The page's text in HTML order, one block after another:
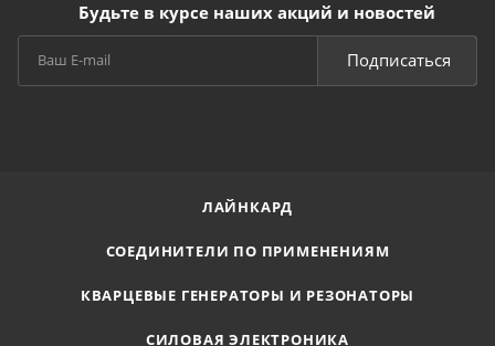
Будьте в курсе наших акций и новостей
Подписаться
ЛАЙНКАРД
СОЕДИНИТЕЛИ ПО ПРИМЕНЕНИЯМ
КВАРЦЕВЫЕ ГЕНЕРАТОРЫ И РЕЗОНАТОРЫ
СИЛОВАЯ ЭЛЕКТРОНИКА